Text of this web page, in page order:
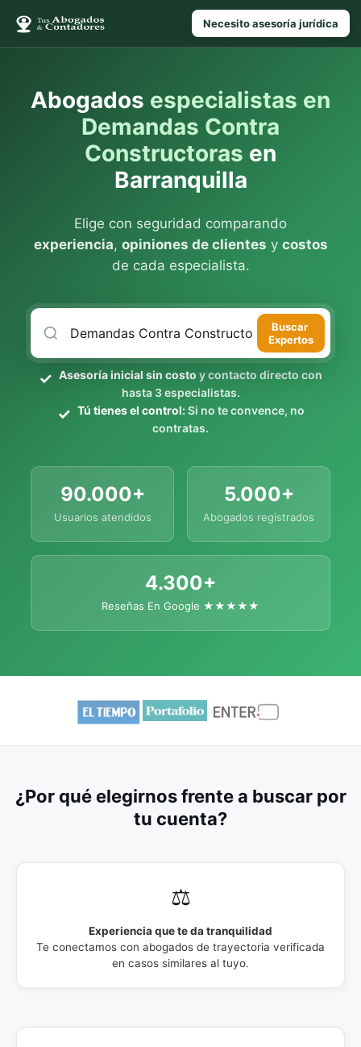
Necesito asesoría jurídica
Abogados especialistas en
Demandas Contra
Constructoras en
Barranquilla
Elige con seguridad comparando
experiencia, opiniones de clientes y costos
de cada especialista.
Buscar
Expertos
Asesoría inicial sin costo y contacto directo con
hasta 3 especialistas.
Tú tienes el control:Si no te convence, no
contratas.
90.000+
Usuarios atendidos
5.000+
Abogados registrados
4.300+
Reseñas En Google ★★★★★
¿Por qué elegirnos frente a buscar por
tu cuenta?
⚖️
Experiencia que te da tranquilidad
Te conectamos con abogados de trayectoria verificada
en casos similares al tuyo.